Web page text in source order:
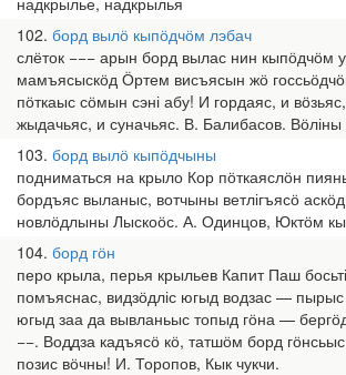
102 борд вылӧ кыпӧдчӧм лэбач
слёток −−− арын борд вылас нин кыпӧдчӧм
мамъясыскӧд Ӧртем висъясын жӧ
пӧткаыс сӧмын сэні абу! И гордаяс, и
жыдачьяс, и суначьяс. В. Балибасов.
103 борд вылӧ кыпӧдчыны
подниматься на крыло Кор пӧткаяслӧн
бордъяс выланыс, вотчыны ветлігъясӧ
новлӧдлыны Лыскоӧс. А. Одинцов, Юктӧм
104 борд гӧн
перо крыла, перья крыльев Капит Паш
помъяснас, видзӧдліс югыд водзас —
югыд заа да вывланьыс топыд гӧна —
−−. Воддза кадъясӧ кӧ, татшӧм борд
позис вӧчны! И. Торопов, Кык чукчи.